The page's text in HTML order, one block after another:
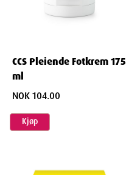
CCS Pleiende Fotkrem 175
ml
NOK 104.00
Kjøp